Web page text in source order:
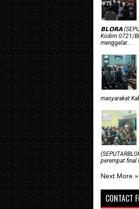
𝗕𝗟𝗢𝗥𝗔
Kodim 0721/
menggelar...
masyarakat
perempat final
Next More »
CONTACT